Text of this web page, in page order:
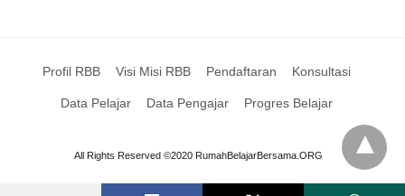
Profil RBB Visi Misi RBB Pendaftaran Konsultasi
Data Pelajar Data Pengajar Progres Belajar
All Rights Reserved ©2020 RumahBelajarBersama.ORG